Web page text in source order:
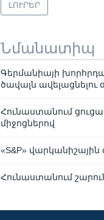
ԼՈՒՐԵՐ
Նմանատիպ
Գերմանիայի
ծավալն ավելացնելու
Հունաստանում
միջոցներով
«S&P»
Հունաստանում